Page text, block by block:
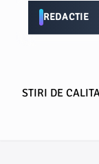
REDACTIE
STIRI DE